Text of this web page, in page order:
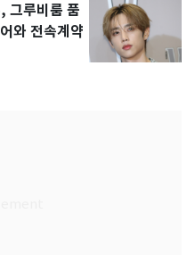
그루비룸 품
와 전속계약